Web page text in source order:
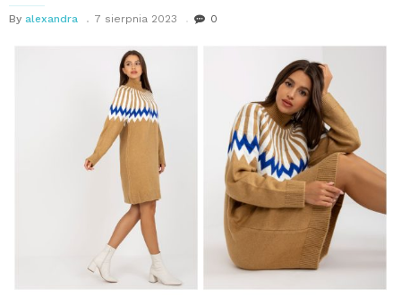
By alexandra 7 sierpnia 2023 0